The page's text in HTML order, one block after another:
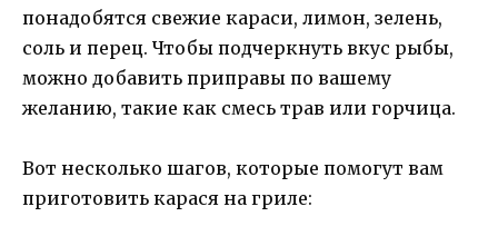
понадобятся свежие караси, лимон, зелень,
соль и перец. Чтобы подчеркнуть вкус рыбы,
можно добавить приправы по вашему
желанию, такие как смесь трав или горчица.
Вот несколько шагов, которые помогут вам
приготовить карася на гриле: